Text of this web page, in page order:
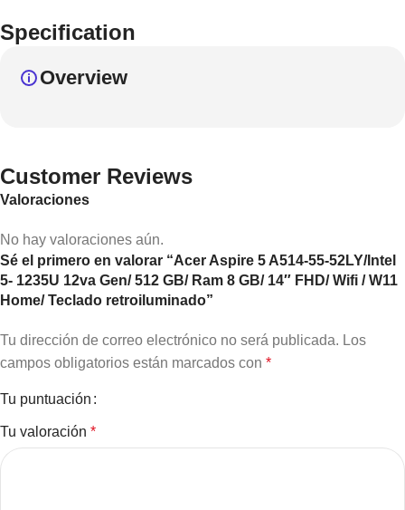
Specification
Overview
Customer Reviews
Valoraciones
No hay valoraciones aún.
Sé el primero en valorar “Acer Aspire 5 A514-55-52LY/Intel
5- 1235U 12va Gen/ 512 GB/ Ram 8 GB/ 14″ FHD/ Wifi / W11
Home/ Teclado retroiluminado”
Tu dirección de correo electrónico no será publicada. Los
campos obligatorios están marcados con *
Tu puntuación
Tu valoración *